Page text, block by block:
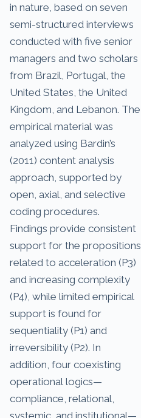
in nature, based on seven
semi-structured interviews
conducted with five senior
managers and two scholars
from Brazil, Portugal, the
United States, the United
Kingdom, and Lebanon. The
empirical material was
analyzed using Bardin’s
(2011) content analysis
approach, supported by
open, axial, and selective
coding procedures.
Findings provide consistent
support for the propositions
related to acceleration (P3)
and increasing complexity
(P4), while limited empirical
support is found for
sequentiality (P1) and
irreversibility (P2). In
addition, four coexisting
operational logics—
compliance, relational,
systemic, and institutional—